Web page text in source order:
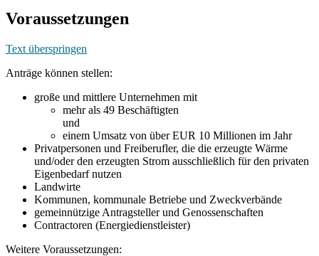
Voraussetzungen
Text überspringen
Anträge können stellen:
große und mittlere Unternehmen mit
mehr als 49 Beschäftigten
und
einem Umsatz von über EUR 10 Millionen im Jahr
Privatpersonen und Freiberufler, die die erzeugte Wärme
und/oder den erzeugten Strom ausschließlich für den privaten
Eigenbedarf nutzen
Landwirte
Kommunen, kommunale Betriebe und Zweckverbände
gemeinnützige Antragsteller und Genossenschaften
Contractoren (Energiedienstleister)
Weitere Voraussetzungen: